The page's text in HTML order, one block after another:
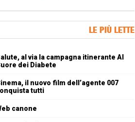
LE PIÙ LETTE
al via la campagna itinerante Al
dei Diabete
il nuovo film dell’agente 007
tutti
canone